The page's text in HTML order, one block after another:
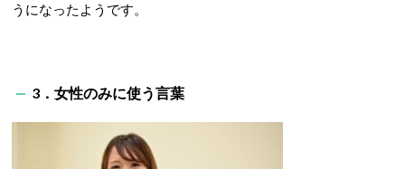
うになったようです。
3．女性のみに使う言葉